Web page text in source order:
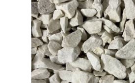
Prodejny Návody Blog Inspirace